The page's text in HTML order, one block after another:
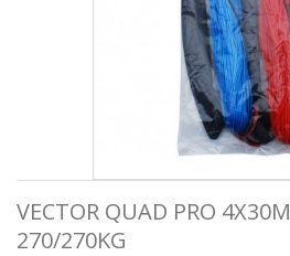
VECTOR QUAD PRO 4X30M
270/270KG